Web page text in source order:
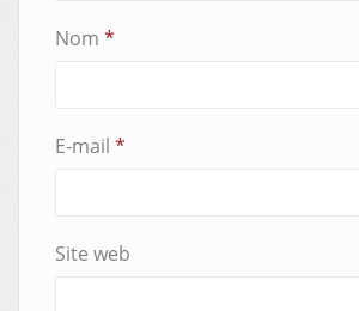
Nom *
E-mail *
Site web